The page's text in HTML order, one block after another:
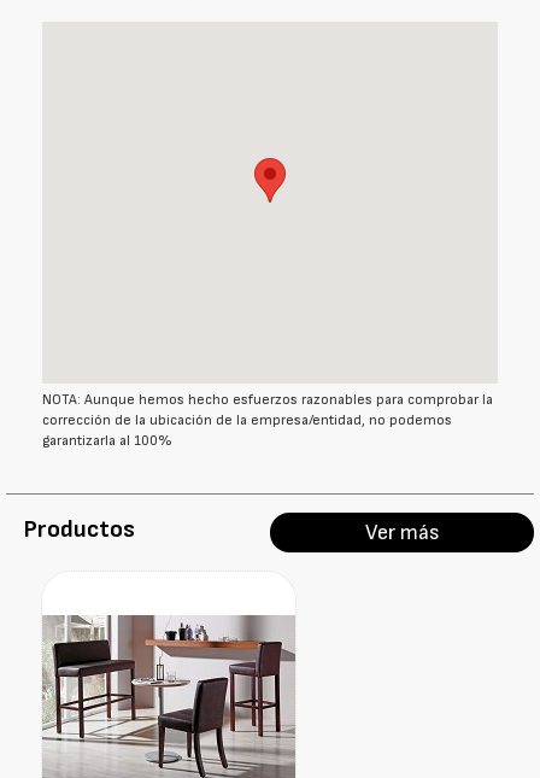
NOTA: Aunque hemos hecho esfuerzos razonables para comprobar la
corrección de la ubicación de la empresa/entidad, no podemos
garantizarla al 100%
Productos Ver más